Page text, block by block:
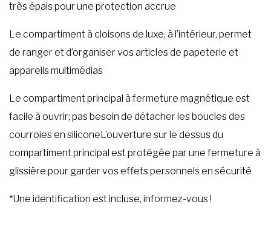
très épais pour une protection accrue
Le compartiment à cloisons de luxe, à l’intérieur, permet
de ranger et d’organiser vos articles de papeterie et
appareils multimédias
Le compartiment principal à fermeture magnétique est
facile à ouvrir; pas besoin de détacher les boucles des
courroies en siliconeL’ouverture sur le dessus du
compartiment principal est protégée par une fermeture à
glissière pour garder vos effets personnels en sécurité
*Une identification est incluse, informez-vous !